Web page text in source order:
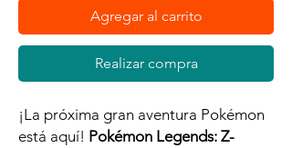
Agregar al carrito
Realizar compra
¡La próxima gran aventura Pokémon
está aquí! Pokémon Legends: Z-